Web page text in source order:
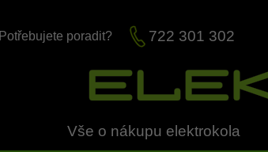
Potřebujete poradit? 722 301 302
Vše o nákupu elektrokola